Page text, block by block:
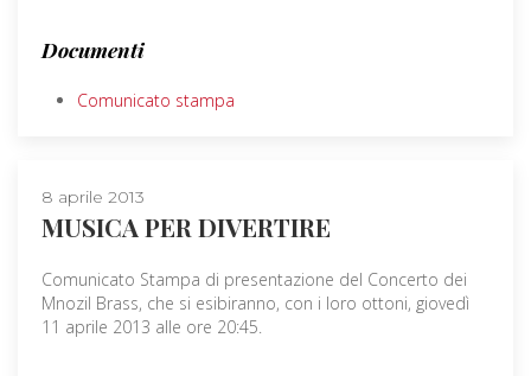
Documenti
Comunicato stampa
8 aprile 2013
MUSICA PER DIVERTIRE
Comunicato Stampa di presentazione del Concerto dei
Mnozil Brass, che si esibiranno, con i loro ottoni, giovedì
11 aprile 2013 alle ore 20:45.